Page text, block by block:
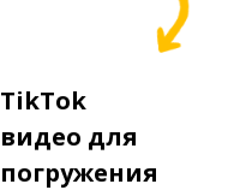
TikTok
видео для
погружения